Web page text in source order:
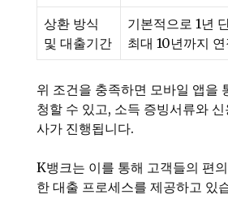
상환 방식
및 대출기간
기본적으로 1년
최대 10년까지
위 조건을 충족하면 모바일 앱을
청할 수 있고, 소득 증빙서류와
사가 진행됩니다.
K뱅크는 이를 통해 고객들의 편
한 대출 프로세스를 제공하고 있